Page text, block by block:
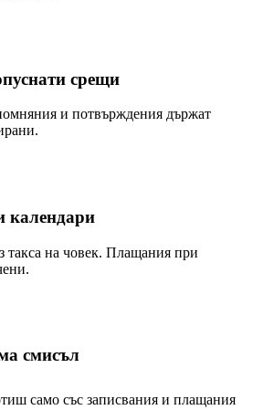
срещи
и потвърждения държат
календари
такса на човек. Плащания при
смисъл
само със записвания и плащания